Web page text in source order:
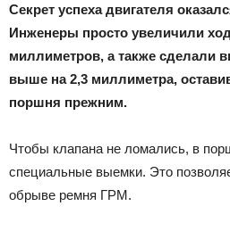
Секрет успеха двигателя
Инженеры просто увеличили
миллиметров, а также сделали
выше на 2,3 миллиметра,
поршня прежним.
Чтобы клапана не ломались, в
специальные выемки. Это
обрыве ремня ГРМ.